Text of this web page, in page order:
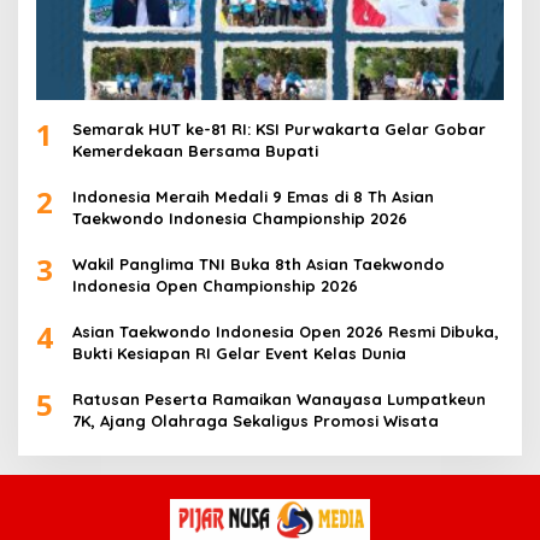
1
Semarak HUT ke-81 RI: KSI Purwakarta Gelar Gobar
Kemerdekaan Bersama Bupati
2
Indonesia Meraih Medali 9 Emas di 8 Th Asian
Taekwondo Indonesia Championship 2026
3
Wakil Panglima TNI Buka 8th Asian Taekwondo
Indonesia Open Championship 2026
4
Asian Taekwondo Indonesia Open 2026 Resmi Dibuka,
Bukti Kesiapan RI Gelar Event Kelas Dunia
5
Ratusan Peserta Ramaikan Wanayasa Lumpatkeun
7K, Ajang Olahraga Sekaligus Promosi Wisata